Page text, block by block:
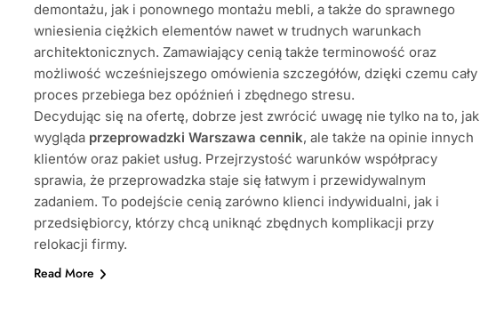
demontażu, jak i ponownego montażu mebli, a także do sprawnego
wniesienia ciężkich elementów nawet w trudnych warunkach
architektonicznych. Zamawiający cenią także terminowość oraz
możliwość wcześniejszego omówienia szczegółów, dzięki czemu cały
proces przebiega bez opóźnień i zbędnego stresu.
Decydując się na ofertę, dobrze jest zwrócić uwagę nie tylko na to, jak
wygląda przeprowadzki Warszawa cennik, ale także na opinie innych
klientów oraz pakiet usług. Przejrzystość warunków współpracy
sprawia, że przeprowadzka staje się łatwym i przewidywalnym
zadaniem. To podejście cenią zarówno klienci indywidualni, jak i
przedsiębiorcy, którzy chcą uniknąć zbędnych komplikacji przy
relokacji firmy.
Read More